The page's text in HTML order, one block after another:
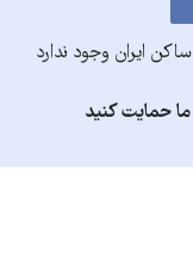
ایران وجود ندارد
حمایت کنید